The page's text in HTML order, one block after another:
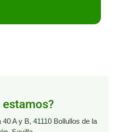
estamos?
A y B, 41110 Bollullos de la